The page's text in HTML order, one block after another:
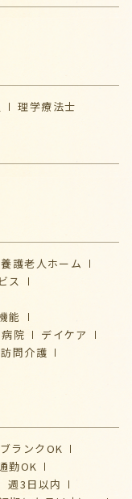
理学療法士
護老人ホーム
ス
能
病院
デイケア
訪問介護
ブランクOK
勤OK
週3日以内